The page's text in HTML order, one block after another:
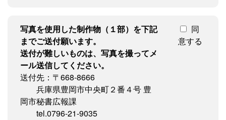
写真を使用した制作物（１部）を下記
までご送付願います。
送付が難しいものは、写真を撮ってメ
ール送信してください。
送付先：〒668-8666
兵庫県豊岡市中央町２番４号 豊
岡市秘書広報課
tel.0796-21-9035
同
意する